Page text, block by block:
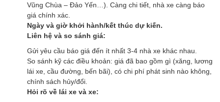
Vũng Chùa – Đảo Yến…). Càng chi tiết, nhà xe càng báo
giá chính xác.
Ngày và giờ khởi hành/kết thúc dự kiến.
Liên hệ và so sánh giá:
Gửi yêu cầu báo giá đến ít nhất 3-4 nhà xe khác nhau.
So sánh kỹ các điều khoản: giá đã bao gồm gì (xăng, lương
lái xe, cầu đường, bến bãi), có chi phí phát sinh nào không,
chính sách hủy/đổi.
Hỏi rõ về lái xe và xe: